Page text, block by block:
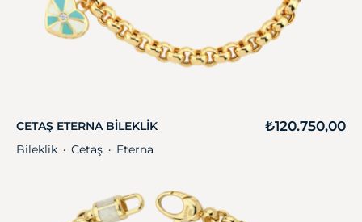
CETAŞ ETERNA BILEKLIK ₺120.750,00
Bileklik ・ Cetaş ・ Eterna